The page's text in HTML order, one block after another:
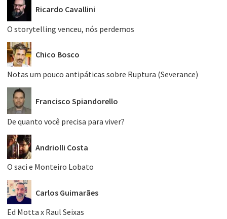
Ricardo Cavallini
O storytelling venceu, nós perdemos
Chico Bosco
Notas um pouco antipáticas sobre Ruptura (Severance)
Francisco Spiandorello
De quanto você precisa para viver?
Andriolli Costa
O saci e Monteiro Lobato
Carlos Guimarães
Ed Motta x Raul Seixas